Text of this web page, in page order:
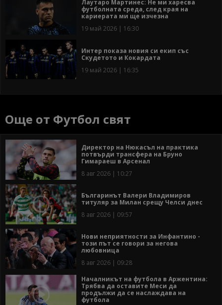
Лаутаро Мартинес: Не ми харесва
футболната среда, след края на
кариерата ми ще изчезна
19 май 2026 | 16:30
Интер показа новия си екип със
Скудетото и Кокардата
19 май 2026 | 16:35
Още от Футбол свят
Директор на Нюкасъл на практика
потвърди трансфера на Бруно
Гимараеш в Арсенал
8 авг 2026 | 10:27
Българинът Валери Владимиров
титуляр за Милан срещу Челси днес
8 авг 2026 | 09:57
Нови неприятности за Инфантино -
този път се говори за негова
любовница
8 авг 2026 | 09:28
Началникът на футбола в Аржентина:
Трябва да оставите Меси да
продължи да се наслаждава на
футбола